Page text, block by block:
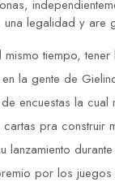
legalidad y are
mismo tiempo,
la gente de
encuestas la
pra construir
lanzamiento
por los